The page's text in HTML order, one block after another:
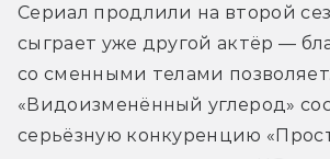
Сериал продлили на второй
сыграет уже другой актёр —
со сменными телами позволяет.
«Видоизменённый углерод»
серьёзную конкуренцию